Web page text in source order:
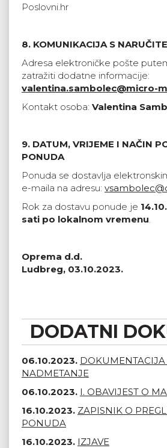
Poslovni.hr
8. KOMUNIKACIJA S
Adresa elektroničke pošte
zatražiti dodatne informacije:
valentina.sambolec@micro-
Kontakt osoba: Valentina
9. DATUM, VRIJEME I NAČIN
PONUDA
Ponuda se dostavlja
e-maila na adresu:
Rok za dostavu ponude je
sati po lokalnom vremenu.
Oprema d.d.
Ludbreg, 03.10.2023.
DODATNI
06.10.2023. DOKUMENTACIJA
NADMETANJE
06.10.2023. I. OBAVIJEST O
16.10.2023. ZAPISNIK O
PONUDA
16.10.2023. IZJAVE